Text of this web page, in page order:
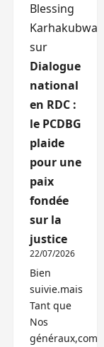
Blessing
Karhakubwa
sur
Dialogue
national
en RDC :
le PCDBG
plaide
pour une
paix
fondée
sur la
justice
22/07/2026
Bien
suivie.mais
Tant que
Nos
généraux,com